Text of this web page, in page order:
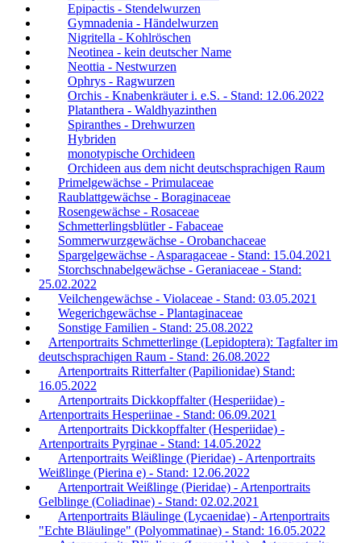
Epipactis - Stendelwurzen
Gymnadenia - Händelwurzen
Nigritella - Kohlröschen
Neotinea - kein deutscher Name
Neottia - Nestwurzen
Ophrys - Ragwurzen
Orchis - Knabenkräuter i. e.S. - Stand: 12.06.2022
Platanthera - Waldhyazinthen
Spiranthes - Drehwurzen
Hybriden
monotypische Orchideen
Orchideen aus dem nicht deutschsprachigen Raum
Primelgewächse - Primulaceae
Raublattgewächse - Boraginaceae
Rosengewächse - Rosaceae
Schmetterlingsblütler - Fabaceae
Sommerwurzgewächse - Orobanchaceae
Spargelgewächse - Asparagaceae - Stand: 15.04.2021
Storchschnabelgewächse - Geraniaceae - Stand:
25.02.2022
Veilchengewächse - Violaceae - Stand: 03.05.2021
Wegerichgewächse - Plantaginaceae
Sonstige Familien - Stand: 25.08.2022
Artenportraits Schmetterlinge (Lepidoptera): Tagfalter im
deutschsprachigen Raum - Stand: 26.08.2022
Artenportraits Ritterfalter (Papilionidae) Stand:
16.05.2022
Artenportraits Dickkopffalter (Hesperiidae) -
Artenportraits Hesperiinae - Stand: 06.09.2021
Artenportraits Dickkopffalter (Hesperiidae) -
Artenportraits Pyrginae - Stand: 14.05.2022
Artenportraits Weißlinge (Pieridae) - Artenportraits
Weißlinge (Pierina e) - Stand: 12.06.2022
Artenportrait Weißlinge (Pieridae) - Artenportraits
Gelblinge (Coliadinae) - Stand: 02.02.2021
Artenportraits Bläulinge (Lycaenidae) - Artenportraits
"Echte Bläulinge" (Polyommatinae) - Stand: 16.05.2022